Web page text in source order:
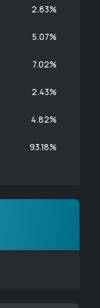
2.83%
5.07%
7.02%
2.43%
4.82%
93.18%